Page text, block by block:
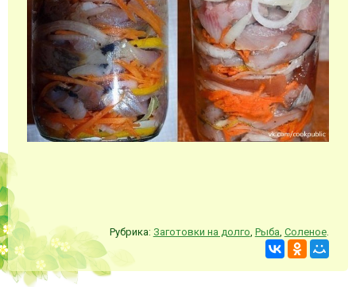
Рубрика: Заготовки на долго Рыба Соленое.